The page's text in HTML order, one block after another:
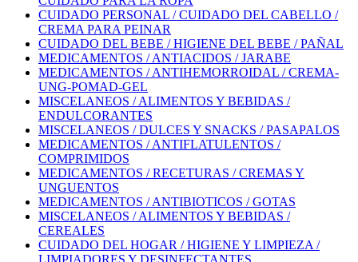
CUIDADO PERSONAL / CUIDADO DEL CABELLO /
CREMA PARA PEINAR
CUIDADO DEL BEBE / HIGIENE DEL BEBE / PAÑAL
MEDICAMENTOS / ANTIACIDOS / JARABE
MEDICAMENTOS / ANTIHEMORROIDAL / CREMA-
UNG-POMAD-GEL
MISCELANEOS / ALIMENTOS Y BEBIDAS /
ENDULCORANTES
MISCELANEOS / DULCES Y SNACKS / PASAPALOS
MEDICAMENTOS / ANTIFLATULENTOS /
COMPRIMIDOS
MEDICAMENTOS / RECETURAS / CREMAS Y
UNGUENTOS
MEDICAMENTOS / ANTIBIOTICOS / GOTAS
MISCELANEOS / ALIMENTOS Y BEBIDAS /
CEREALES
CUIDADO DEL HOGAR / HIGIENE Y LIMPIEZA /